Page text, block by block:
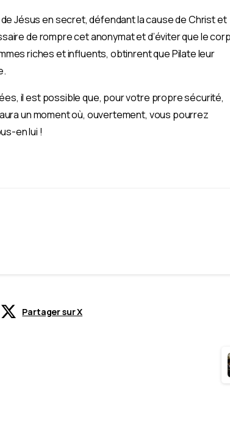
Jésus en secret, défendant la cause de Christ et
de rompre cet anonymat et d’éviter que le
riches et influents, obtinrent que Pilate leur
il est possible que, pour votre propre sécurité,
un moment où, ouvertement, vous pourrez
en lui !
Partager sur X